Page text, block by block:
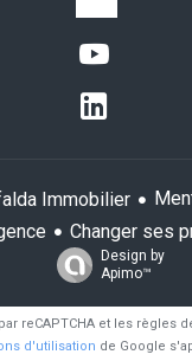
Immobilier
Changer ses
Design by
Apimo™
reCAPTCHA et les règles
d'utilisation de Google